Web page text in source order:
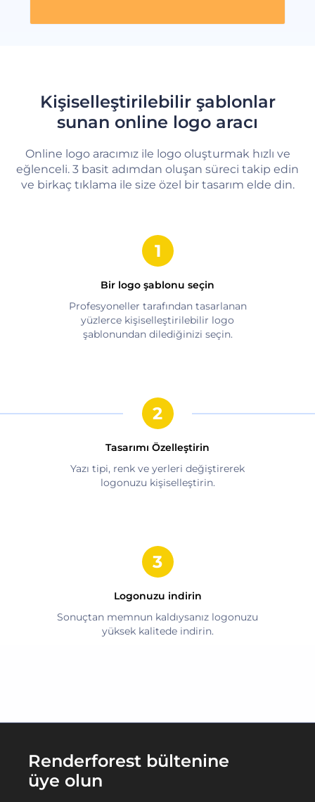
Kişiselleştirilebilir şablonlar
sunan online logo aracı
Online logo aracımız ile logo oluşturmak hızlı ve
eğlenceli. 3 basit adımdan oluşan süreci takip edin
ve birkaç tıklama ile size özel bir tasarım elde din.
Bir logo şablonu seçin
Profesyoneller tarafından tasarlanan
yüzlerce kişiselleştirilebilir logo
şablonundan dilediğinizi seçin.
Tasarımı Özelleştirin
Yazı tipi, renk ve yerleri değiştirerek
logonuzu kişiselleştirin.
Logonuzu indirin
Sonuçtan memnun kaldıysanız logonuzu
yüksek kalitede indirin.
Renderforest bültenine
üye olun